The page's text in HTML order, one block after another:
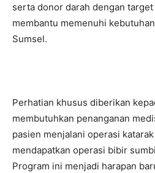
serta donor darah dengan
membantu memenuhi
Sumsel.
Perhatian khusus diberikan
membutuhkan penanganan
pasien menjalani operasi
mendapatkan operasi bibir
Program ini menjadi harapan